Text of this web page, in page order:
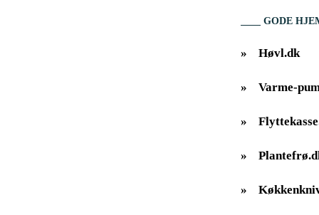
GODE
» Høvl.dk
» Varme-
»
»
»